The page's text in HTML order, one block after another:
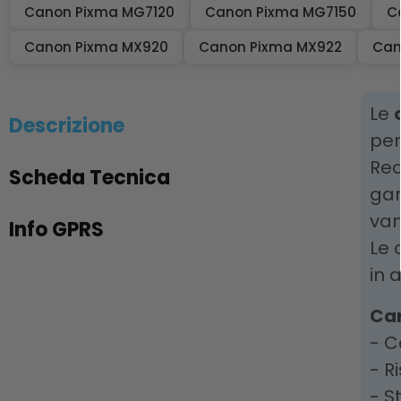
Canon Pixma MG7120
Canon Pixma MG7150
Canon Pixma MX920
Canon Pixma MX922
Descrizione
Scheda Tecnica
Info GPRS
Le
Le
in
-
-